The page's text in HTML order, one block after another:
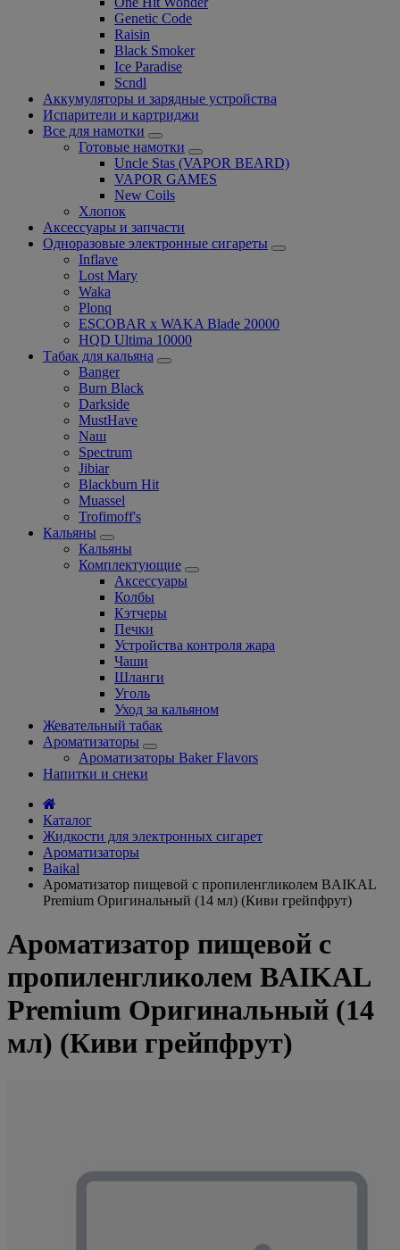
Genetic Code
Raisin
Black Smoker
Ice Paradise
Scndl
Аккумуляторы и зарядные устройства
Испарители и картриджи
Все для намотки
Готовые намотки
Uncle Stas (VAPOR BEARD)
VAPOR GAMES
New Coils
Хлопок
Аксессуары и запчасти
Одноразовые электронные сигареты
Inflave
Lost Mary
Waka
Plonq
ESCOBAR x WAKA Blade 20000
HQD Ultima 10000
Табак для кальяна
Banger
Burn Black
Darkside
MustHave
Nаш
Spectrum
Jibiar
Blackburn Hit
Muassel
Trofimoff's
Кальяны
Кальяны
Комплектующие
Аксессуары
Колбы
Кэтчеры
Печки
Устройства контроля жара
Чаши
Шланги
Уголь
Уход за кальяном
Жевательный табак
Ароматизаторы
Ароматизаторы Baker Flavors
Напитки и снеки
Каталог
Жидкости для электронных сигарет
Ароматизаторы
Baikal
Ароматизатор пищевой с пропиленгликолем BAIKAL
Premium Оригинальный (14 мл) (Киви грейпфрут)
Ароматизатор пищевой с
пропиленгликолем BAIKAL
Premium Оригинальный (14
мл) (Киви грейпфрут)